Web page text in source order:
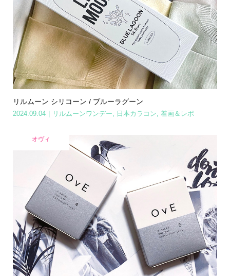
リルムーン シリコーン / ブルーラグーン
2024.09.04 リルムーンワンデー 日本カラコン 着画＆レポ
オヴィ